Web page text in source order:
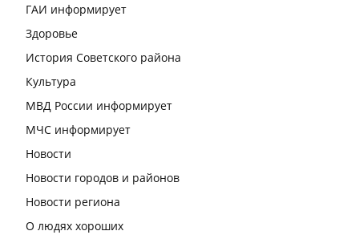
ГАИ информирует
Здоровье
История Советского района
Культура
МВД России информирует
МЧС информирует
Новости
Новости городов и районов
Новости региона
О людях хороших